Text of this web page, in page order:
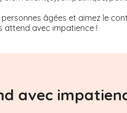
âgées et aimez le
attend avec impatience !
avec